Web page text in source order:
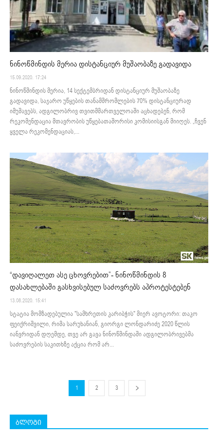
ნინოწმინდის მერია დისტანციურ მუშაობაზე გადავიდა
15.09.2020. 17:24
ნინოწმინდის მერია, 14 სექტემბრიდან დისტანციურ მუშაობაზე
გადავიდა, საჯარო უწყების თანამშრომლების 70% დისტანციურად
იმუშავებს, ადგილობრივ თვითმმართველოაში აცხადებენ, რომ
რეკომენდაცია მთავრობის უწყებათაშორისი კომისიისგან მიიღეს. „ჩვენ
ყველა რეკომენდაციას,...
“დავიღალეთ ასე ცხოვრებით”- ნინოწმინდის 8
დასახლებაში გასხვისებულ საძოვრებს აპროტესტებენ
13.08.2020. 15:41
სტატია მომზადებულია "სამხრეთის კარიბჭის" მიერ ავოტორი: თაკო
ფეიქრიშვილი, რიმა სარუხანიან, გიორგი ლონდარიძე 2020 წლის
იანვრიდან დღემდე, თვე არ გავა ნინოწმინდაში ადგილობრივებმა
საძოვრების საკითხზე აქცია რომ არ...
1 2 3
ბლოგი